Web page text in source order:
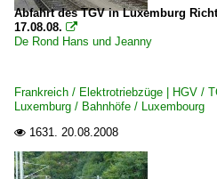
Abfahrt des TGV in Luxemburg
17.08.08. 
De Rond Hans und Jeanny
Frankreich / Elektrotriebzüge | HGV /
Luxemburg / Bahnhöfe / Luxembourg
 1631. 20.08.2008